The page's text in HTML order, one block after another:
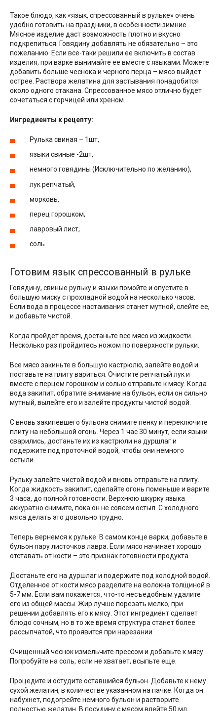
Такое блюдо, как «язык, спрессованный в рульке» очень
удобно готовить на праздники, в особенности зимние.
Мясное изделие даст возможность плотно и вкусно
подкрепиться. Говядину добавлять не обязательно – это
пожеланию. Если все-таки решили ее включить в состав
изделия, при варке вынимайте ее вместе с языками. Можете
добавить больше чеснока и черного перца – мясо выйдет
острее. Раствора желатина для застывания понадобится
около одного стакана. Спрессованное мясо отлично будет
сочетаться с горчицей или хреном.
Ингредиенты к рецепту:
Рулька свиная – 1шт,
языки свиные -2шт,
немного говядины (Исключительно по желанию),
лук репчатый,
морковь,
перец горошком,
лавровый лист,
соль.
Готовим язык спрессованный в рульке
Говядину, свиные рульку и языки помойте и опустите в
большую миску с прохладной водой на несколько часов.
Если вода в процессе настаивания станет мутной, слейте ее,
и добавьте чистой.
Когда пройдет время, достаньте все мясо из жидкости.
Несколько раз пройдитесь ножом по поверхности рульки.
Все мясо закиньте в большую кастрюлю, залейте водой и
поставьте на плиту вариться. Очистите репчатый лук и
вместе с перцем горошком и солью отправьте к мясу. Когда
вода закипит, обратите внимание на бульон, если он сильно
мутный, вылейте его и залейте продукты чистой водой.
С вновь закипевшего бульона снимите пенку и переключите
плиту на небольшой огонь. Через 1 час 30 минут, если языки
сварились, достаньте их из кастрюли на дуршлаг и
подержите под проточной водой, чтобы они немного
остыли.
Рульку залейте чистой водой и вновь отправьте на плиту.
Когда жидкость закипит, сделайте огонь поменьше и варите
3 часа, до полной готовности. Верхнюю шкурку языка
аккуратно снимите, пока он не совсем остыл. С холодного
мяса делать это довольно трудно.
Теперь вернемся к рульке. В самом конце варки, добавьте в
бульон пару листочков лавра. Если мясо начинает хорошо
отставать от кости – это признак готовности продукта.
Достаньте его на дуршлаг и подержите под холодной водой.
Отделенное от кости мясо разделите на волокна толщиной в
5-7 мм. Если вам покажется, что-то несъедобным удалите
его из общей массы. Жир лучше порезать мелко, при
решении добавлять его к мясу. Этот ингредиент сделает
блюдо сочным, но в то же время структура станет более
рассыпчатой, что проявится при нарезании.
Очищенный чеснок измельчите прессом и добавьте к мясу.
Попробуйте на соль, если не хватает, всыпьте еще.
Процедите и остудите оставшийся бульон. Добавьте к нему
сухой желатин, в количестве указанном на пачке. Когда он
набухнет, подогрейте немного бульон и растворите
полностью желатин. В посудину с мясом влейте 50 мл